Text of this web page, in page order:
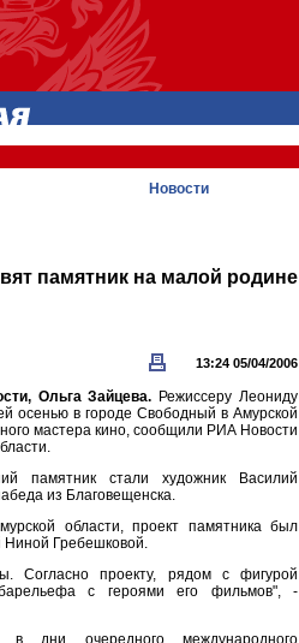
Новости
памятник на малой родине
13:24 05/04/2006
Ольга Зайцева. Режиссеру Леониду
осенью в городе Свободный в Амурской
мастера кино, сообщили РИА Новости
памятник стали художник Василий
из Благовещенска.
области, проект памятника был
Ниной Гребешковой.
Согласно проекту, рядом с фигурой
с героями его фильмов", -
в дни очередного международного